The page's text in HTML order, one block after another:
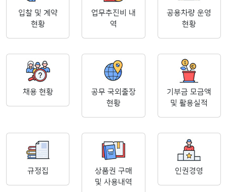
입찰 및 계약
현황
업무추진비 내
역
공용차량 운영
현황
채용 현황
공무 국외출장
현황
기부금 모금액
및 활용실적
규정집
상품권 구매
및 사용내역
인권경영